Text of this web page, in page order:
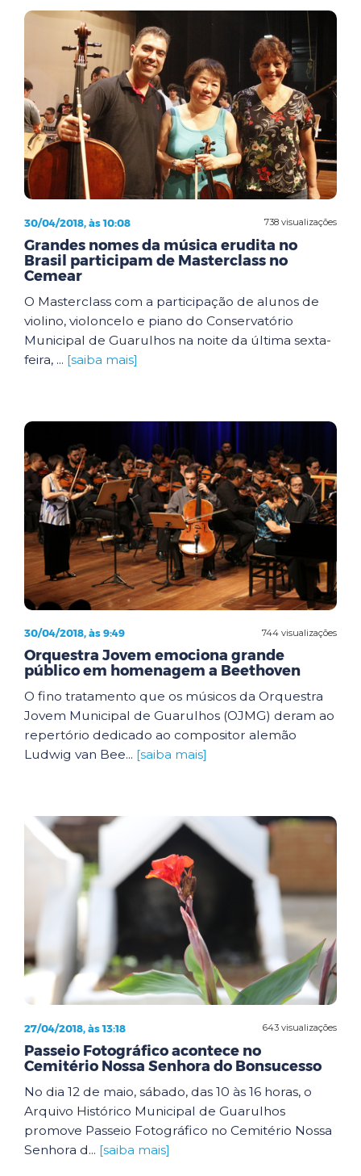
738 visualizações
30/04/2018, às 10:08
Grandes nomes da música erudita no
Brasil participam de Masterclass no
Cemear
O Masterclass com a participação de alunos de
violino, violoncelo e piano do Conservatório
Municipal de Guarulhos na noite da última sexta-
feira, ... [saiba mais]
744 visualizações
30/04/2018, às 9:49
Orquestra Jovem emociona grande
público em homenagem a Beethoven
O fino tratamento que os músicos da Orquestra
Jovem Municipal de Guarulhos (OJMG) deram ao
repertório dedicado ao compositor alemão
Ludwig van Bee... [saiba mais]
643 visualizações
27/04/2018, às 13:18
Passeio Fotográfico acontece no
Cemitério Nossa Senhora do Bonsucesso
No dia 12 de maio, sábado, das 10 às 16 horas, o
Arquivo Histórico Municipal de Guarulhos
promove Passeio Fotográfico no Cemitério Nossa
Senhora d... [saiba mais]